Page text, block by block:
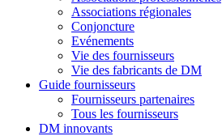
Associations régionales
Conjoncture
Evénements
Vie des fournisseurs
Vie des fabricants de DM
Guide fournisseurs
Fournisseurs partenaires
Tous les fournisseurs
DM innovants